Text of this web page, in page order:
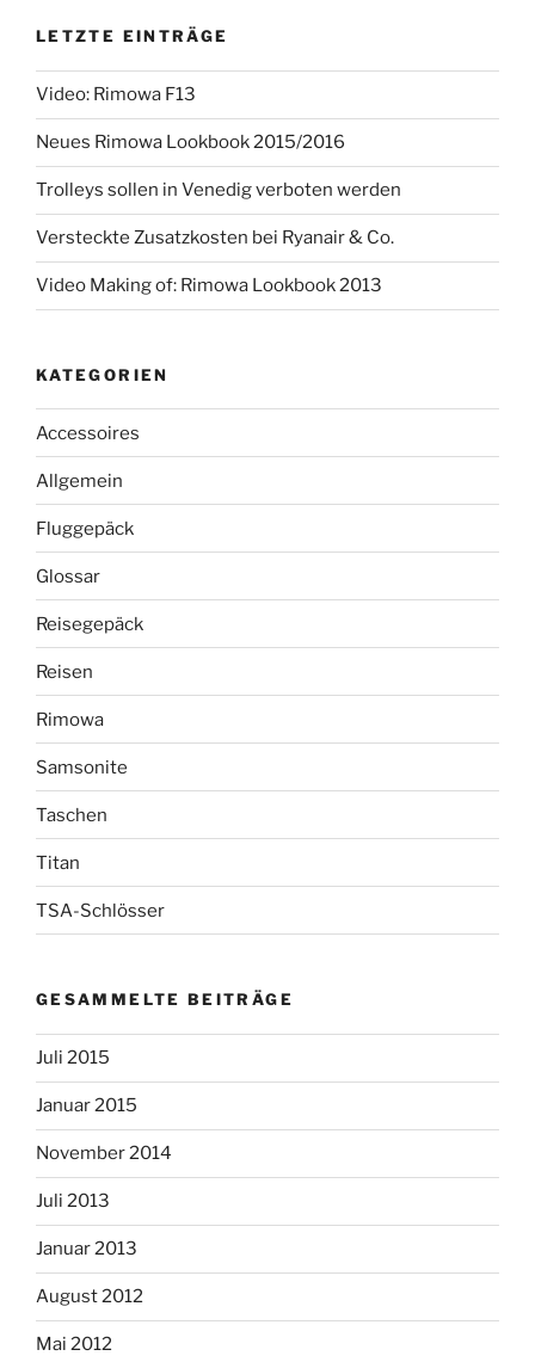
LETZTE EINTRÄGE
Video: Rimowa F13
Neues Rimowa Lookbook 2015/2016
Trolleys sollen in Venedig verboten werden
Versteckte Zusatzkosten bei Ryanair & Co.
Video Making of: Rimowa Lookbook 2013
KATEGORIEN
Accessoires
Allgemein
Fluggepäck
Glossar
Reisegepäck
Reisen
Rimowa
Samsonite
Taschen
Titan
TSA-Schlösser
GESAMMELTE BEITRÄGE
Juli 2015
Januar 2015
November 2014
Juli 2013
Januar 2013
August 2012
Mai 2012